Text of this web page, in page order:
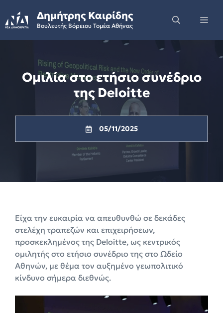
to
content
Δημήτρης Καιρίδης
Βουλευτής Βόρειου Τομέα Αθήνας
Ομιλία στο ετήσιο συνέδριο
της Deloitte
05/11/2025
Είχα την ευκαιρία να απευθυνθώ σε δεκάδες
στελέχη τραπεζών και επιχειρήσεων,
προσκεκλημένος της Deloitte, ως κεντρικός
ομιλητής στο ετήσιο συνέδριο της στο Ωδείο
Αθηνών, με θέμα τον αυξημένο γεωπολιτικό
κίνδυνο σήμερα διεθνώς.